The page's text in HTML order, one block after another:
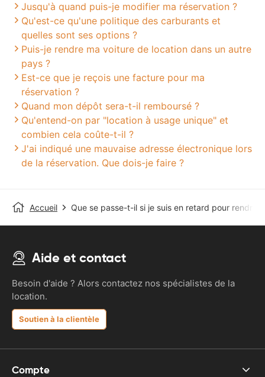
Jusqu'à quand puis-je modifier ma réservation ?
Qu'est-ce qu'une politique des carburants et
quelles sont ses options ?
Puis-je rendre ma voiture de location dans un autre
pays ?
Est-ce que je reçois une facture pour ma
réservation ?
Quand mon dépôt sera-t-il remboursé ?
Qu'entend-on par "location à usage unique" et
combien cela coûte-t-il ?
J'ai indiqué une mauvaise adresse électronique lors
de la réservation. Que dois-je faire ?
Accueil Que se passe-t-il si je suis en retard pour rendre
Aide et contact
Besoin d'aide ? Alors contactez nos spécialistes de la
location.
Soutien à la clientèle
Compte